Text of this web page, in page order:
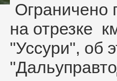
Ограничено
на отрезке
"Уссури", об